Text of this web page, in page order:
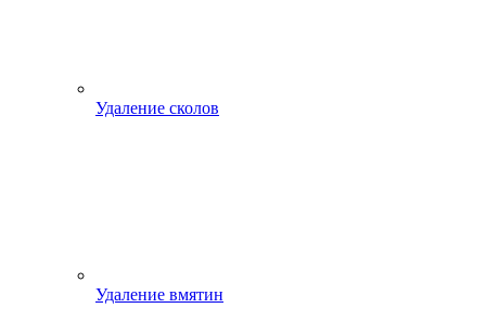
Удаление сколов
Удаление вмятин